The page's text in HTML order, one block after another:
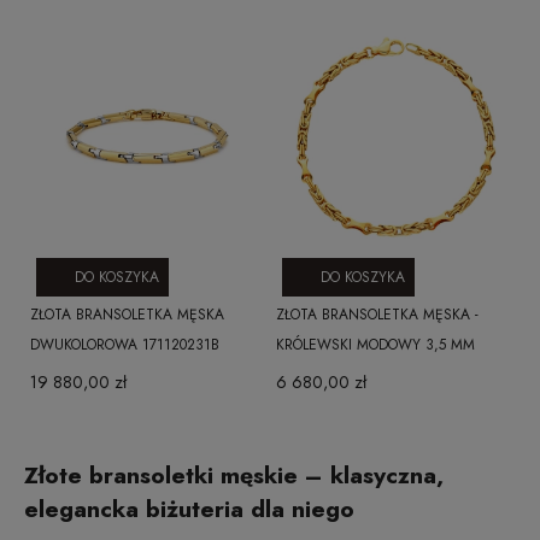
ZŁOTA BRANSOLETKA MĘSKA
DWUKOLOROWA 171120231B
19 880,00 zł
DO KOSZYKA
ZŁOTA BRANSOLETKA MĘSKA -
KRÓLEWSKI MODOWY 3,5 MM
6 680,00 zł
DO KOSZYKA
Złote bransoletki męskie – klasyczna,
elegancka biżuteria dla niego